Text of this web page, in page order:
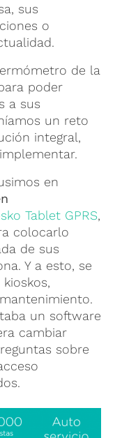
sus
o
de la
poder
a sus
un reto
integral,
en
Tablet GPRS,
colocarlo
de sus
Y a esto, se
un software
cambiar
sobre